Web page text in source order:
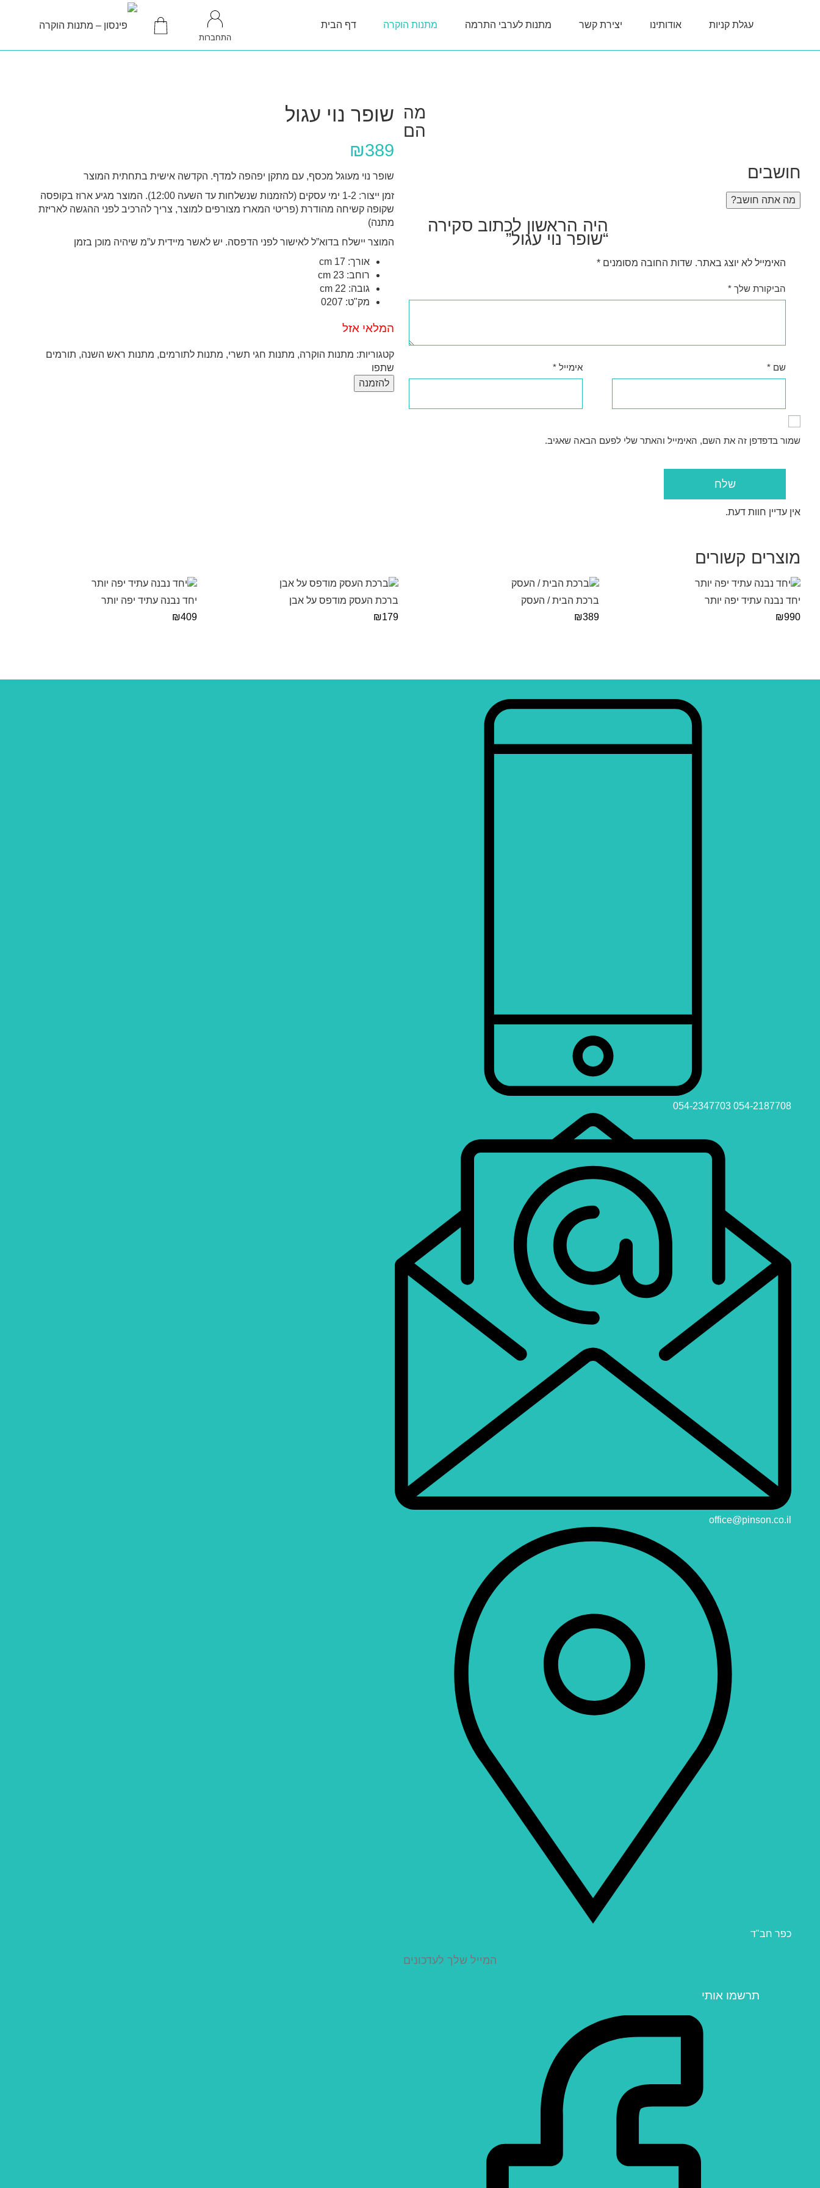
דף הבית מתנות הוקרה מתנות לערבי התרמה יצירת קשר אודותינו עגלת קניות
התחברות
שופר נוי עגול
₪389
שופר נוי מעוגל מכסף, עם מתקן יפהפה למדף. הקדשה אישית בתחתית המוצר
זמן ייצור: 1-2 ימי עסקים (להזמנות שנשלחות עד השעה 12:00). המוצר מגיע ארוז בקופסה
שקופה קשיחה מהודרת (פריטי המארז מצורפים למוצר, צריך להרכיב לפני ההגשה לאריזת
מתנה)
המוצר יישלח בדוא”ל לאישור לפני הדפסה. יש לאשר מיידית ע”מ שיהיה מוכן בזמן
אורך: 17 cm
רוחב: 23 cm
גובה: 22 cm
מק"ט: 0207
המלאי אזל
קטגוריות: מתנות הוקרה, מתנות חגי תשרי, מתנות לתורמים, מתנות ראש השנה, תורמים
שתפו
להזמנה
מה
הם
חושבים
מה אתה חושב?
היה הראשון לכתוב סקירה
“שופר נוי עגול”
האימייל לא יוצג באתר. שדות החובה מסומנים *
הביקורת שלך *
שם * אימייל *
שמור בדפדפן זה את השם, האימייל והאתר שלי לפעם הבאה שאגיב.
אין עדיין חוות דעת.
מוצרים קשורים
יחד נבנה עתיד יפה יותר
₪990
ברכת הבית / העסק
₪389
ברכת העסק מודפס על אבן
₪179
יחד נבנה עתיד יפה יותר
₪409
054-2187708
054-2347703
office@pinson.co.il
כפר חב"ד